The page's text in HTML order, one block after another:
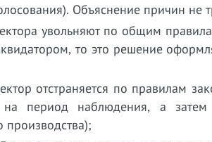
Объяснение причин не
увольняют по общим
то это решение
отстраняется по правилам
на период наблюдения, а
производства);